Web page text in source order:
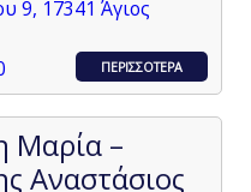
9, 17341 Άγιος
ΠΕΡΙΣΣΟΤΕΡΑ
Μαρία –
Αναστάσιος